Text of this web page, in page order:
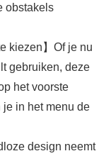
obstakels
kiezen】Of je nu
gebruiken, deze
het voorste
je in het menu de
design neemt